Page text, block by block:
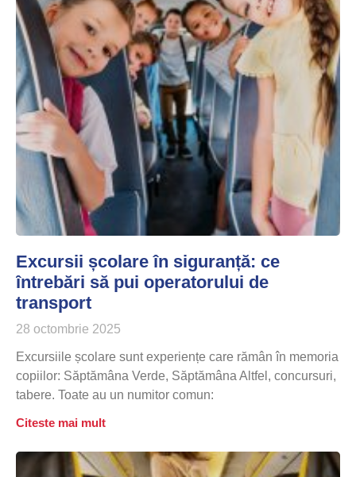
Excursii școlare în siguranță: ce
întrebări să pui operatorului de
transport
28 octombrie 2025
Excursiile școlare sunt experiențe care rămân în memoria
copiilor: Săptămâna Verde, Săptămâna Altfel, concursuri,
tabere. Toate au un numitor comun:
Citeste mai mult